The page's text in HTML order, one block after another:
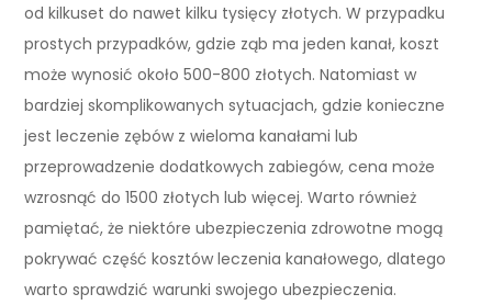
od kilkuset do nawet kilku tysięcy złotych. W przypadku
prostych przypadków, gdzie ząb ma jeden kanał, koszt
może wynosić około 500-800 złotych. Natomiast w
bardziej skomplikowanych sytuacjach, gdzie konieczne
jest leczenie zębów z wieloma kanałami lub
przeprowadzenie dodatkowych zabiegów, cena może
wzrosnąć do 1500 złotych lub więcej. Warto również
pamiętać, że niektóre ubezpieczenia zdrowotne mogą
pokrywać część kosztów leczenia kanałowego, dlatego
warto sprawdzić warunki swojego ubezpieczenia.